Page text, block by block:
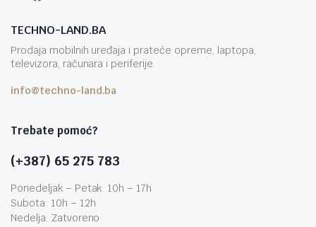
TECHNO-LAND.BA
Prodaja mobilnih uređaja i prateće opreme, laptopa,
televizora, računara i periferije.
info@techno-land.ba
Trebate pomoć?
(+387) 65 275 783
Ponedeljak – Petak: 10h – 17h
Subota: 10h – 12h
Nedelja: Zatvoreno